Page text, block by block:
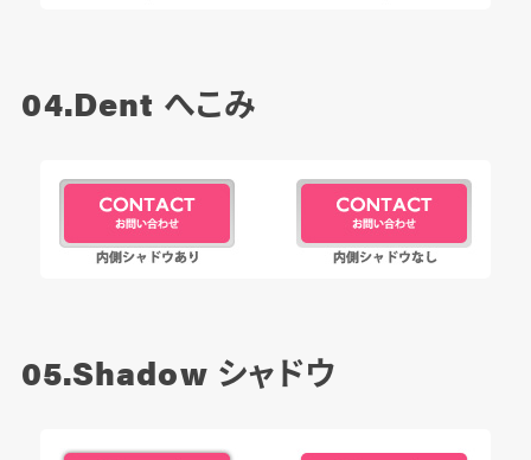
04.Dent へこみ
05.Shadow シャドウ